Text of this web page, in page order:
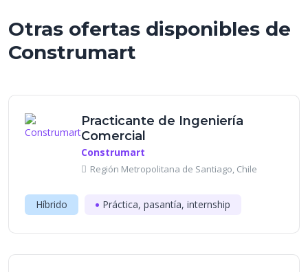
Otras ofertas disponibles de
Construmart
Practicante de Ingeniería
Comercial
Construmart
Región Metropolitana de Santiago, Chile
Híbrido Práctica, pasantía, internship